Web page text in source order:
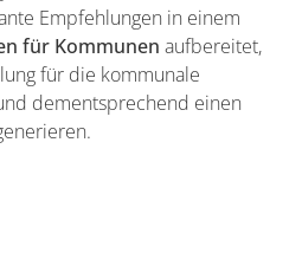
Empfehlungen in einem
für Kommunen aufbereitet,
für die kommunale
dementsprechend einen